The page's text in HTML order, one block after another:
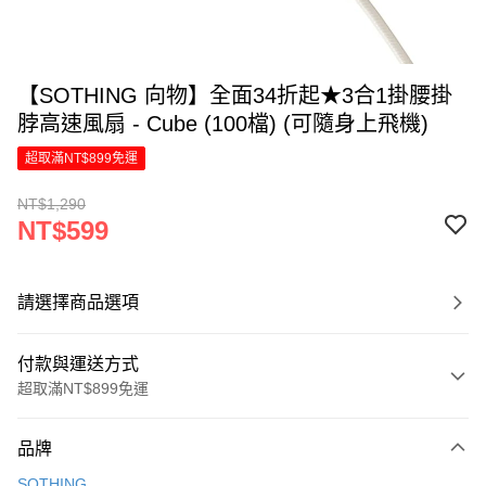
【SOTHING 向物】全面34折起★3合1掛腰掛
脖高速風扇 - Cube (100檔) (可隨身上飛機)
超取滿NT$899免運
NT$1,290
NT$599
請選擇商品選項
付款與運送方式
超取滿NT$899免運
信用卡一次付款
品牌